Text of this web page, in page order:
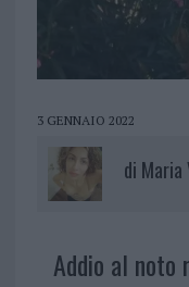
3 GENNAIO 2022
di Maria
Addio al noto